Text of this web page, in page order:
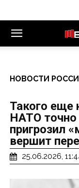
НОВОСТИ
Такого еще
НАТО точно
пригрозил
вершит
25.06.2026,